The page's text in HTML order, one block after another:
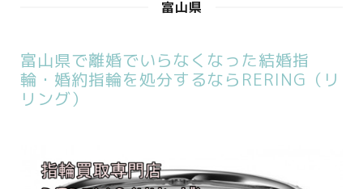
富山県
富山県で離婚でいらなくなった結婚指
輪・婚約指輪を処分するならRERING（リ
リング）